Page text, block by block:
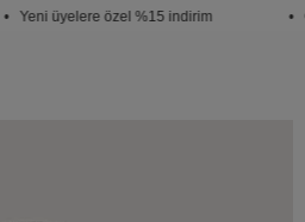
• Yeni üyelere özel %15 indirim •